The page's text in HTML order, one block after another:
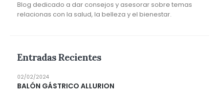
Blog dedicado a dar consejos y asesorar sobre temas
relacionas con la salud, la belleza y el bienestar.
Entradas Recientes
BALÓN GÁSTRICO ALLURION
02/02/2024